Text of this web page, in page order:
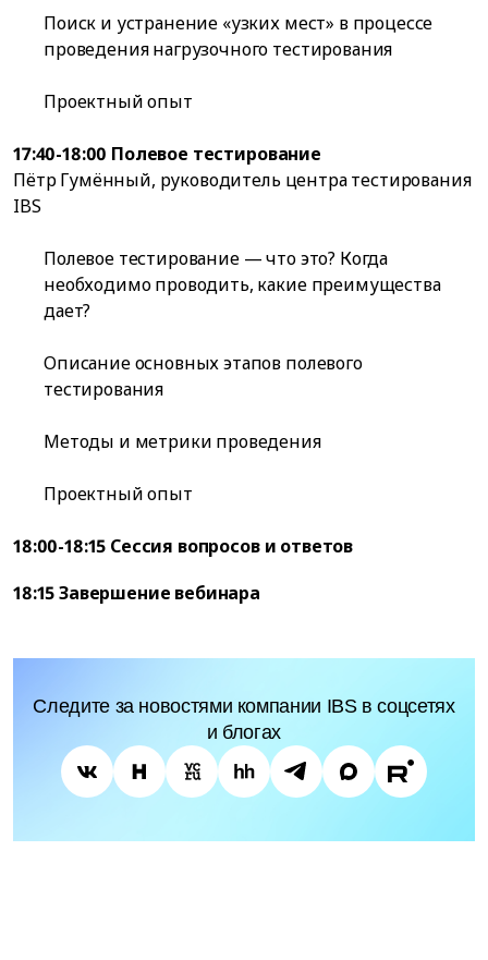
Поиск и устранение «узких мест» в процессе
проведения нагрузочного тестирования
Проектный опыт
17:40-18:00 Полевое тестирование
Пётр Гумённый, руководитель центра тестирования
IBS
Полевое тестирование — что это? Когда
необходимо проводить, какие преимущества
дает?
Описание основных этапов полевого
тестирования
Методы и метрики проведения
Проектный опыт
18:00-18:15 Сессия вопросов и ответов
18:15 Завершение вебинара
Следите за новостями компании IBS в соцсетях
и блогах